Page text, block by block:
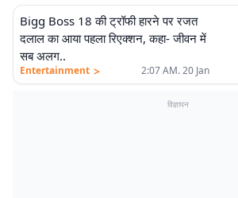
Bigg Boss 18 की ट्रॉफी हारने पर रजत
दलाल का आया पहला रिएक्शन, कहा- जीवन में
सब अलग..
Entertainment > 2:07 AM. 20 Jan
विज्ञापन